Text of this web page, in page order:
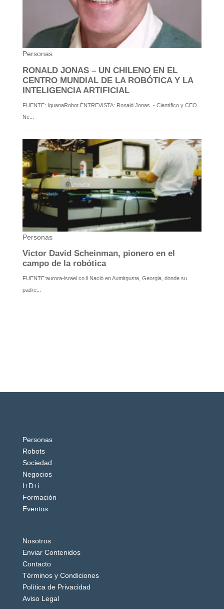
Personas
Robots
Sociedad
Negocios
I+D+i
Formación
Eventos
Nosotros
Enviar Contenidos
Contacto
Términos y Condiciones
Política de Privacidad
Aviso Legal